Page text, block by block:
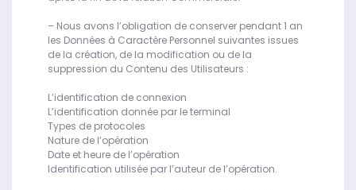
– Nous avons l’obligation de conserver pendant 1 an
les Données à Caractère Personnel suivantes issues
de la création, de la modification ou de la
suppression du Contenu des Utilisateurs :
L’identification de connexion
L’identification donnée par le terminal
Types de protocoles
Nature de l’opération
Date et heure de l’opération
Identification utilisée par l’auteur de l’opération.